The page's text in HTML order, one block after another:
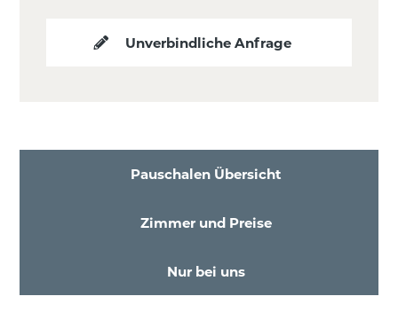
Unverbindliche Anfrage
Pauschalen Übersicht
Zimmer und Preise
Nur bei uns